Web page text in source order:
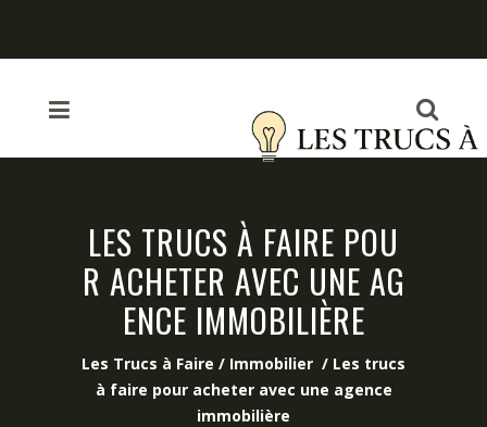
LES TRUCS À FAIRE POU
R ACHETER AVEC UNE AG
ENCE IMMOBILIÈRE
Les Trucs à Faire / Immobilier / Les trucs
à faire pour acheter avec une agence
immobilière